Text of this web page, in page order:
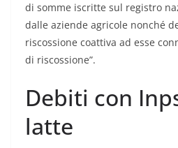
di somme iscritte sul registro
dalle aziende agricole nonché
riscossione coattiva ad esse
di riscossione”.
Debiti con
latte